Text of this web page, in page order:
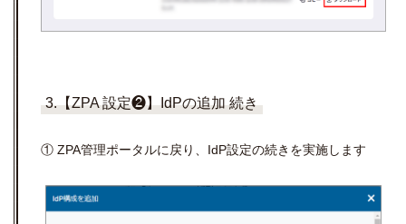
3.【ZPA 設定❷】IdPの追加 続き
① ZPA管理ポータルに戻り、IdP設定の続きを実施します